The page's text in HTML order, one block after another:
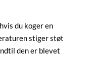
du koger en
stiger støt
den er blevet